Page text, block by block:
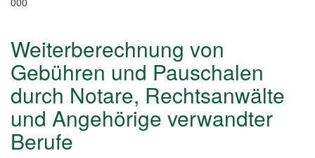
Weiterberechnung von
Gebühren und Pauschalen
durch Notare, Rechtsanwälte
und Angehörige verwandter
Berufe